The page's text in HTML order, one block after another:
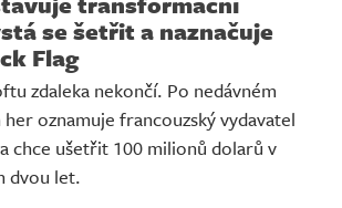
se šetřit a naznačuje
Flag
zdaleka nekončí. Po nedávném
oznamuje francouzský vydavatel
chce ušetřit 100 milionů dolarů v
dvou let.